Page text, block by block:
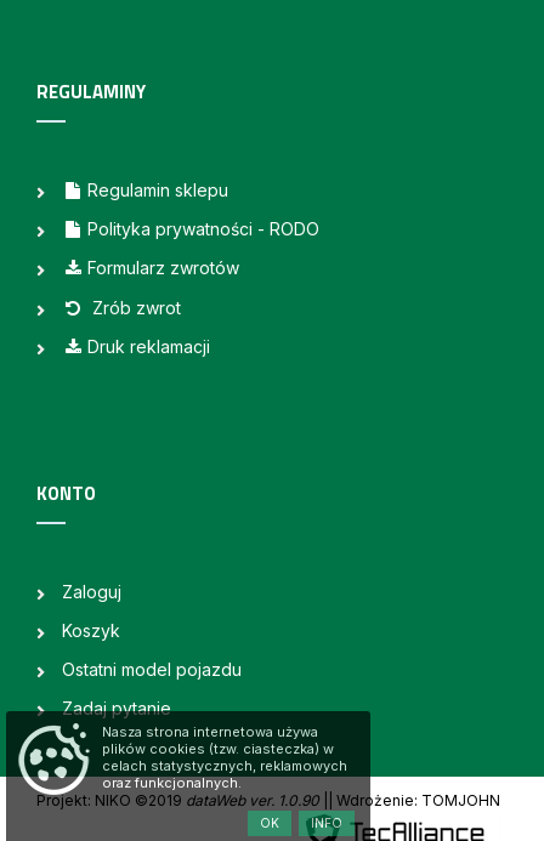
REGULAMINY
Regulamin sklepu
Polityka prywatności - RODO
Formularz zwrotów
Zrób zwrot
Druk reklamacji
KONTO
Zaloguj
Koszyk
Ostatni model pojazdu
Zadaj pytanie
Projekt: NIKO ©2019 dataWeb ver. 1.0.90 | Wdrożenie: TOMJOHN
Nasza strona internetowa używa
plików cookies (tzw. ciasteczka) w
celach statystycznych, reklamowych
oraz funkcjonalnych.
INFO
OK